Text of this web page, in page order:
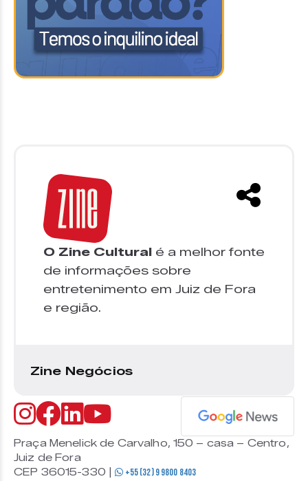
O Zine Cultural é a melhor fonte
de informações sobre
entretenimento em Juiz de Fora
e região.
Zine Negócios
Praça Menelick de Carvalho, 150 – casa – Centro,
Juiz de Fora
CEP 36015-330 |
+55 (32) 9 9800 8403